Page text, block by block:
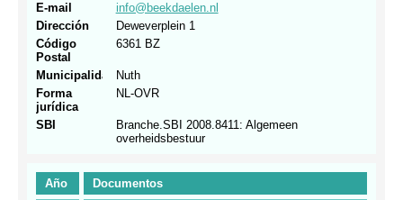
Año
Documentos
E-mail
info@beekdaelen.nl
Dirección
Deweverplein 1
Código
Postal
6361 BZ
Municipalidad
Nuth
Forma
jurídica
NL-OVR
SBI
Branche.SBI 2008.8411: Algemeen
overheidsbestuur